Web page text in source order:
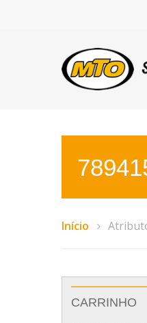
Início
CARRINHO